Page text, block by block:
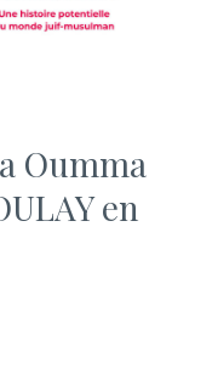
Oumma
en